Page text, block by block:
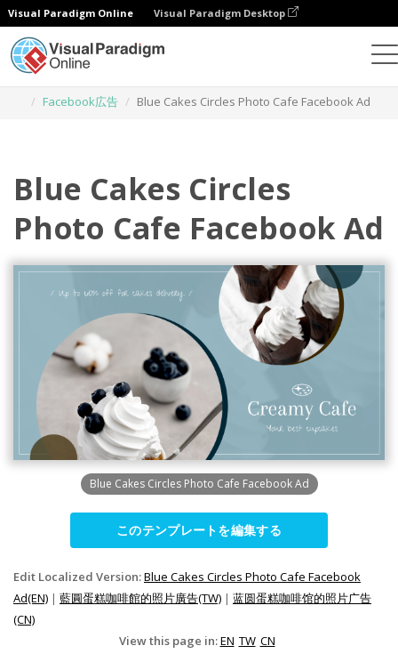
Visual Paradigm Online Visual Paradigm Desktop
Facebook広告
Blue Cakes Circles Photo Cafe Facebook Ad
Blue Cakes Circles
Photo Cafe Facebook Ad
Blue Cakes Circles Photo Cafe Facebook Ad
このテンプレートを編集する
Edit Localized Version:Blue Cakes Circles Photo Cafe Facebook
Ad(EN) | 藍圓蛋糕咖啡館的照片廣告(TW) | 蓝圆蛋糕咖啡馆的照片广告
(CN)
View this page in:EN TW CN